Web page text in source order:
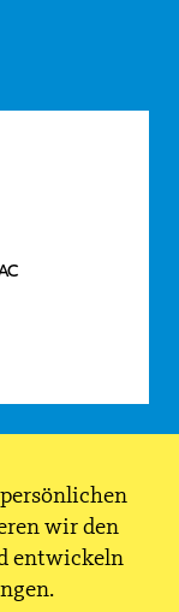
wir den
entwickeln